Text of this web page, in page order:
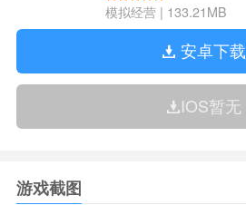
模拟经营 | 133.21MB
安卓下载
IOS暂无
游戏截图